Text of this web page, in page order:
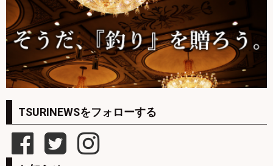
TSURINEWSをフォローする